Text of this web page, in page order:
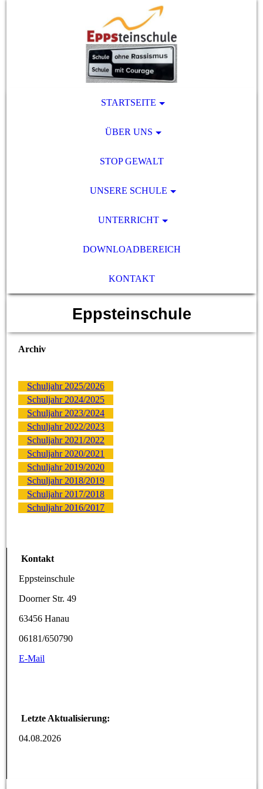
STARTSEITE
ÜBER UNS
STOP GEWALT
UNSERE SCHULE
UNTERRICHT
DOWNLOADBEREICH
KONTAKT
Eppsteinschule
Archiv
Schuljahr 2025/2026
Schuljahr 2024/2025
Schuljahr 2023/2024
Schuljahr 2022/2023
Schuljahr 2021/2022
Schuljahr 2020/2021
Schuljahr 2019/2020
Schuljahr 2018/2019
Schuljahr 2017/2018
Schuljahr 2016/2017
Kontakt
Eppsteinschule
Doorner Str. 49
63456 Hanau
06181/650790
E-Mail
Letzte Aktualisierung:
04.08.2026